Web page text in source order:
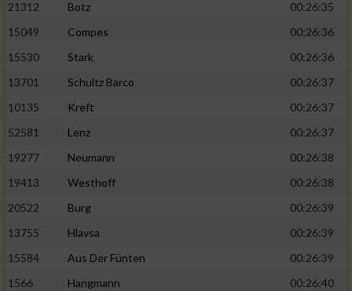
21312 Botz
00:26:35
15049
Compes
00:26:36
15530
Stark
00:26:36
13701
Schultz Barco
00:26:37
10135
Kreft
00:26:37
52581
Lenz
00:26:37
19277
Neumann
00:26:38
19413
Westhoff
00:26:38
20522
Burg
00:26:39
13755
Hlavsa
00:26:39
15584
Aus Der Fünten
00:26:39
1566
Hangmann
00:26:40